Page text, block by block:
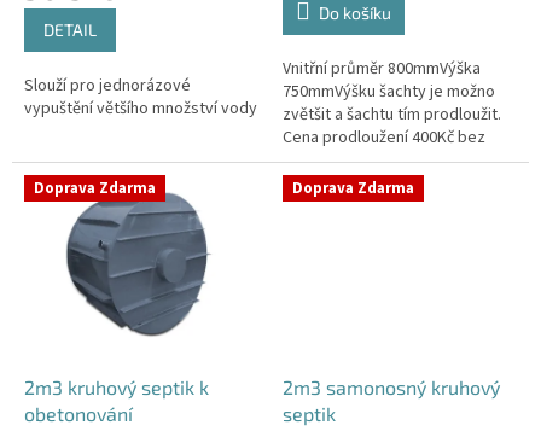
DETAIL
Slouží pro jednorázové
vypuštění většího množství vody
hvězdiček.
Do košíku
Vnitřní průměr 800mmVýška
750mmVýšku šachty je možno
zvětšit a šachtu tím prodloužit.
Cena prodloužení 400Kč bez
DPH/10cm.V případě potřeby
prodloužení šachty napište
svůj...
Doprava Zdarma
2m3 kruhový septik k
obetonování
Doprava Zdarma
2m3 samonosný kruhový
septik